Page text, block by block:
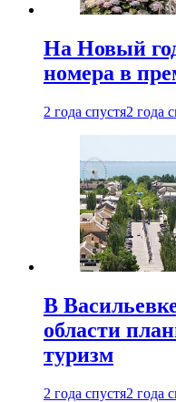
На Новый
номера в
2 года спустя2 года
В
области
туризм
2 года спустя2 года